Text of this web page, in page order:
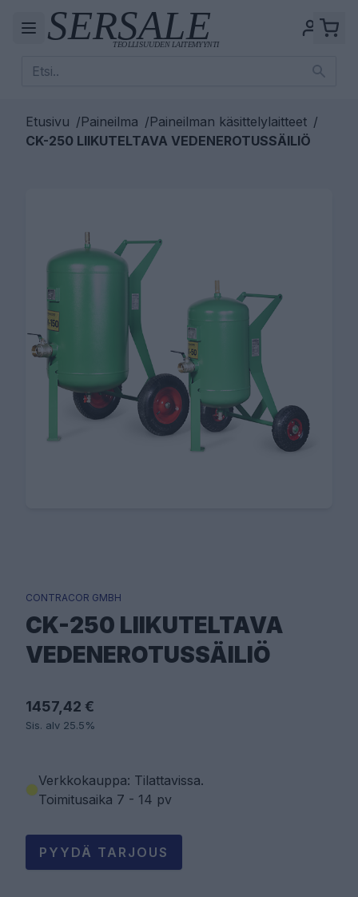
Etusivu /Paineilma /Paineilman käsittelylaitteet /
CK-250 LIIKUTELTAVA VEDENEROTUSSÄILIÖ
CONTRACOR GMBH
CK-250 LIIKUTELTAVA
VEDENEROTUSSÄILIÖ
1457,42 €
Sis. alv 25.5%
Verkkokauppa: Tilattavissa.
Toimitusaika 7 - 14 pv
PYYDÄ TARJOUS